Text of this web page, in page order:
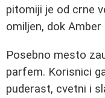
pitomiji je od crne
omiljen, dok
Posebno mesto
parfem. Korisnici
puderast, cvetni i